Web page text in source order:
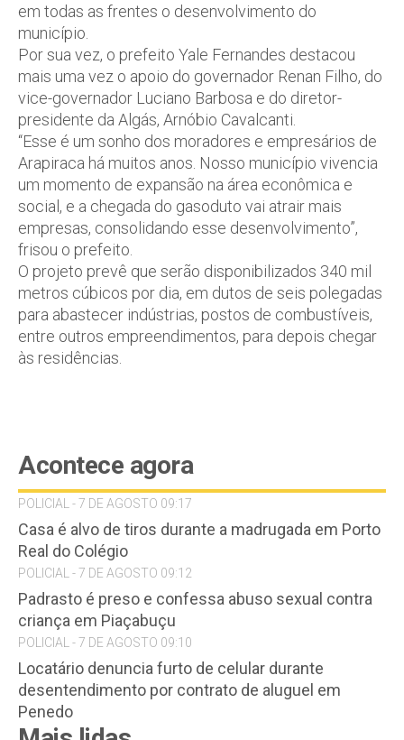
em todas as frentes o desenvolvimento do
município.
Por sua vez, o prefeito Yale Fernandes destacou
mais uma vez o apoio do governador Renan Filho, do
vice-governador Luciano Barbosa e do diretor-
presidente da Algás, Arnóbio Cavalcanti.
“Esse é um sonho dos moradores e empresários de
Arapiraca há muitos anos. Nosso município vivencia
um momento de expansão na área econômica e
social, e a chegada do gasoduto vai atrair mais
empresas, consolidando esse desenvolvimento”,
frisou o prefeito.
O projeto prevê que serão disponibilizados 340 mil
metros cúbicos por dia, em dutos de seis polegadas
para abastecer indústrias, postos de combustíveis,
entre outros empreendimentos, para depois chegar
às residências.
Acontece agora
POLICIAL - 7 DE AGOSTO 09:17
Casa é alvo de tiros durante a madrugada em Porto
Real do Colégio
POLICIAL - 7 DE AGOSTO 09:12
Padrasto é preso e confessa abuso sexual contra
criança em Piaçabuçu
POLICIAL - 7 DE AGOSTO 09:10
Locatário denuncia furto de celular durante
desentendimento por contrato de aluguel em
Penedo